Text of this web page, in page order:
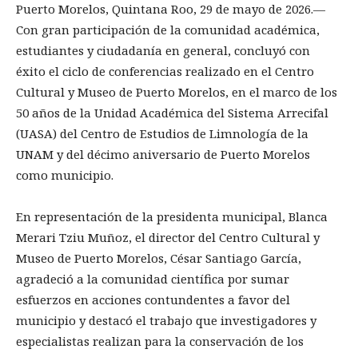
Puerto Morelos, Quintana Roo, 29 de mayo de 2026.—
Con gran participación de la comunidad académica,
estudiantes y ciudadanía en general, concluyó con
éxito el ciclo de conferencias realizado en el Centro
Cultural y Museo de Puerto Morelos, en el marco de los
50 años de la Unidad Académica del Sistema Arrecifal
(UASA) del Centro de Estudios de Limnología de la
UNAM y del décimo aniversario de Puerto Morelos
como municipio.
En representación de la presidenta municipal, Blanca
Merari Tziu Muñoz, el director del Centro Cultural y
Museo de Puerto Morelos, César Santiago García,
agradeció a la comunidad científica por sumar
esfuerzos en acciones contundentes a favor del
municipio y destacó el trabajo que investigadores y
especialistas realizan para la conservación de los